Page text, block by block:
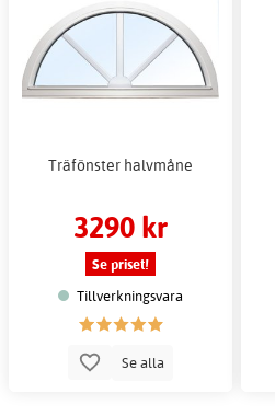
Träfönster halvmåne
3290 kr
Se priset!
Tillverkningsvara
Se alla